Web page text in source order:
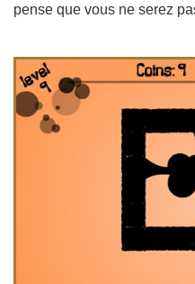
pense que vous ne serez